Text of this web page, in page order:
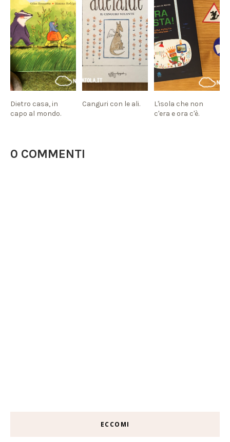
Dietro casa, in
capo al mondo.
Canguri con le ali.
L'isola che non
c'era e ora c'è.
0 COMMENTI
ECCOMI